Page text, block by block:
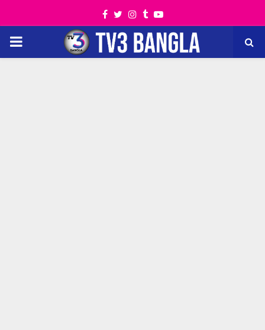
Facebook
TwitterInstagram
TumblrYoutube
PRIMARY